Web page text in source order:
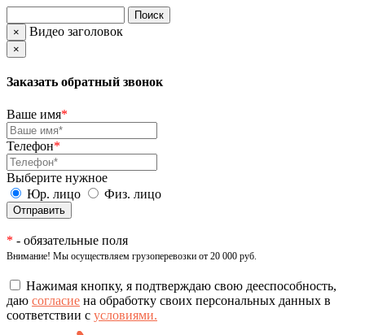
× Видео заголовок
×
Заказать обратный звонок
Ваше имя*
Телефон*
Выберите нужное
Юр. лицо
Физ. лицо
* - обязательные поля
Внимание! Мы осуществляем грузоперевозки от 20 000 руб.
Нажимая кнопку, я подтверждаю свою дееспособность,
даю согласие на обработку своих персональных данных в
соответствии с условиями.